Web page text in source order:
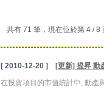
共有 71 筆，現在位於第 4 / 8
[ 2010-12-20 ]
[更新] 提昇 動
在投資項目的市值統計中, 動產